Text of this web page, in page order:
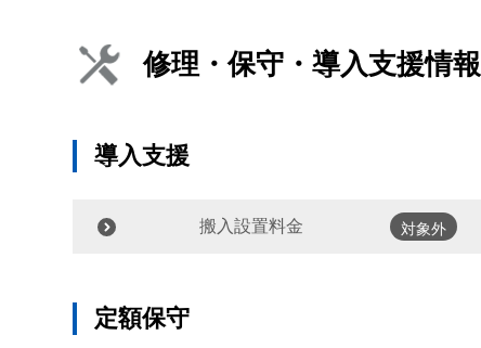
修理・保守・導入支援情報
導入支援
搬入設置料金 対象外
定額保守